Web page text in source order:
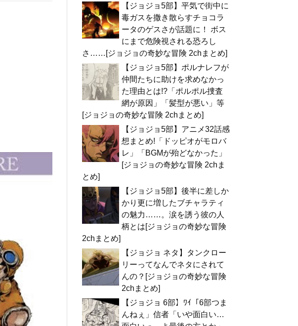
【ジョジョ5部】平気で街中に
毒ガスを撒き散らすチョコラ
ータのゲスさが話題に！ ボス
にまで危険視される恐ろし
さ……[ジョジョの奇妙な冒険 2chまとめ]
【ジョジョ5部】ポルナレフが
仲間たちに助けを求めなかっ
た理由とは!?「ポルポル捜査
網が原因」「髪型が悪い」等
[ジョジョの奇妙な冒険 2chまとめ]
【ジョジョ5部】アニメ32話感
想まとめ!「ドッピオがモロバ
レ」「BGMが殆どなかった」
[ジョジョの奇妙な冒険 2chま
とめ]
【ジョジョ5部】後半に差しか
かり更に増したブチャラティ
の魅力……。涙を誘う彼の人
柄とは[ジョジョの奇妙な冒険
2chまとめ]
【ジョジョ ネタ】タンクロー
リーってなんでネタにされて
んの？[ジョジョの奇妙な冒険
2chまとめ]
【ジョジョ 6部】ﾜｲ「6部つま
んねぇ」信者「いや面白い…